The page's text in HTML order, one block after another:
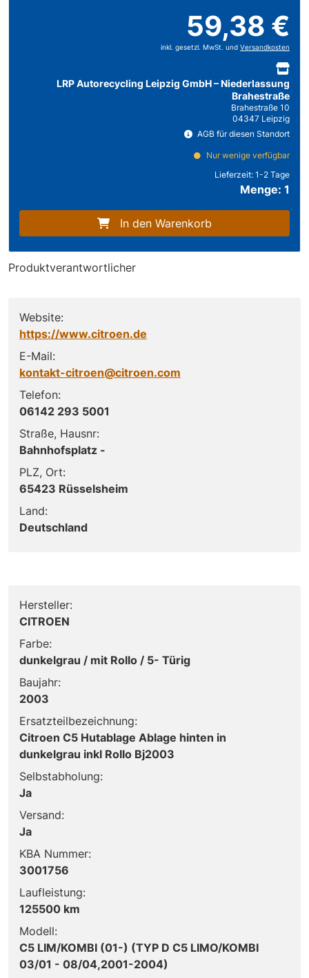
59,38 €
inkl. gesetzl. MwSt. und Versandkosten
LRP Autorecycling Leipzig GmbH – Niederlassung
Brahestraße
Brahestraße 10
04347 Leipzig
AGB für diesen Standort
Nur wenige verfügbar
Lieferzeit: 1-2 Tage
Menge: 1
In den Warenkorb
Produktverantwortlicher
Website:
https://www.citroen.de
E-Mail:
kontakt-citroen@citroen.com
Telefon:
06142 293 5001
Straße, Hausnr:
Bahnhofsplatz -
PLZ, Ort:
65423 Rüsselsheim
Land:
Deutschland
Hersteller:
CITROEN
Farbe:
dunkelgrau / mit Rollo / 5- Türig
Baujahr:
2003
Ersatzteilbezeichnung:
Citroen C5 Hutablage Ablage hinten in
dunkelgrau inkl Rollo Bj2003
Selbstabholung:
Ja
Versand:
Ja
KBA Nummer:
3001756
Laufleistung:
125500 km
Modell:
C5 LIM/KOMBI (01-) (TYP D C5 LIMO/KOMBI
03/01 - 08/04,2001-2004)